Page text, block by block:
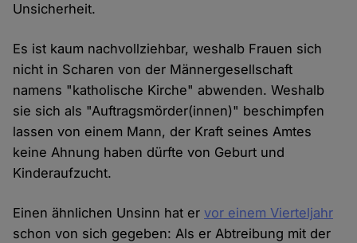
Unsicherheit.
Es ist kaum nachvollziehbar, weshalb Frauen sich
nicht in Scharen von der Männergesellschaft
namens "katholische Kirche" abwenden. Weshalb
sie sich als "Auftragsmörder(innen)" beschimpfen
lassen von einem Mann, der Kraft seines Amtes
keine Ahnung haben dürfte von Geburt und
Kinderaufzucht.
Einen ähnlichen Unsinn hat ervor einem Vierteljahr
schon von sich gegeben: Als er Abtreibung mit der